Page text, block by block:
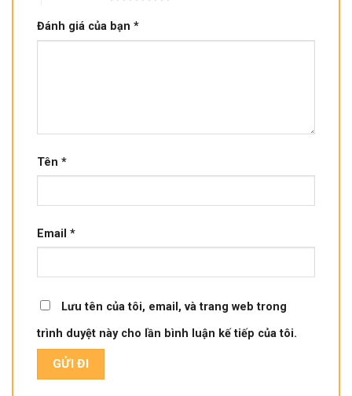
Đánh giá của bạn *
Tên *
Email *
Lưu tên của tôi, email, và trang web trong
trình duyệt này cho lần bình luận kế tiếp của tôi.